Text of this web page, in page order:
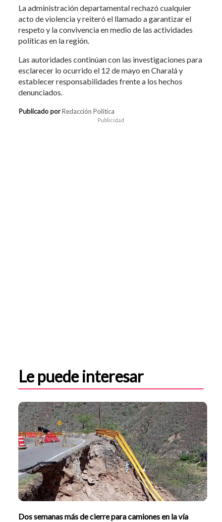
La administración departamental rechazó cualquier
acto de violencia y reiteró el llamado a garantizar el
respeto y la convivencia en medio de las actividades
políticas en la región.
Las autoridades continúan con las investigaciones para
esclarecer lo ocurrido el 12 de mayo en Charalá y
establecer responsabilidades frente a los hechos
denunciados.
Publicado porRedacción Política
Publicidad
Le puede interesar
Dos semanas más de cierre para camiones en la vía